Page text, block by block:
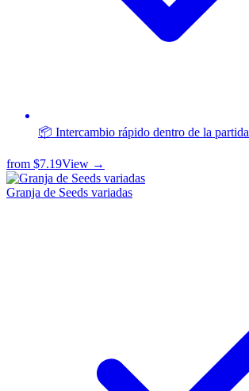
📦 Intercambio rápido dentro de la partida
from $7.19View →
Granja de Seeds variadas